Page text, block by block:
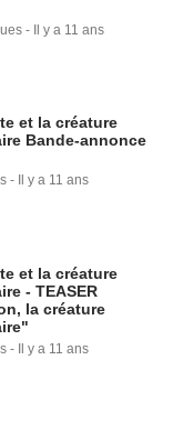
- Il y a 11 ans
et la créature
Bande-annonce
- Il y a 11 ans
et la créature
- TEASER
la créature
- Il y a 11 ans